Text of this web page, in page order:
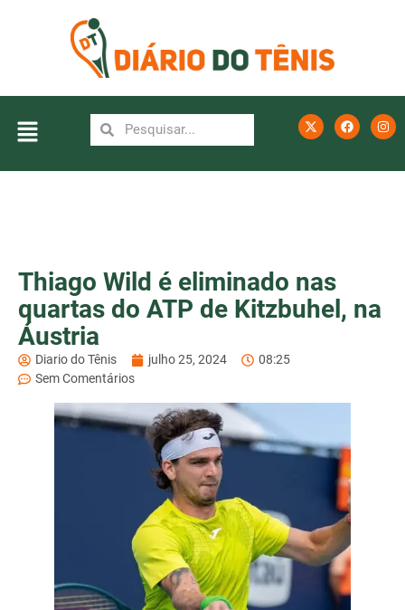
Thiago Wild é eliminado nas
quartas do ATP de Kitzbuhel, na
Áustria
Diario do Tênis julho 25, 2024
08:25
Sem Comentários